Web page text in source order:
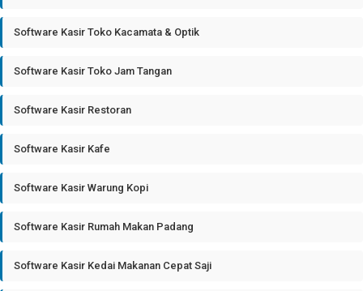
Software Kasir Toko Kacamata & Optik
Software Kasir Toko Jam Tangan
Software Kasir Restoran
Software Kasir Kafe
Software Kasir Warung Kopi
Software Kasir Rumah Makan Padang
Software Kasir Kedai Makanan Cepat Saji